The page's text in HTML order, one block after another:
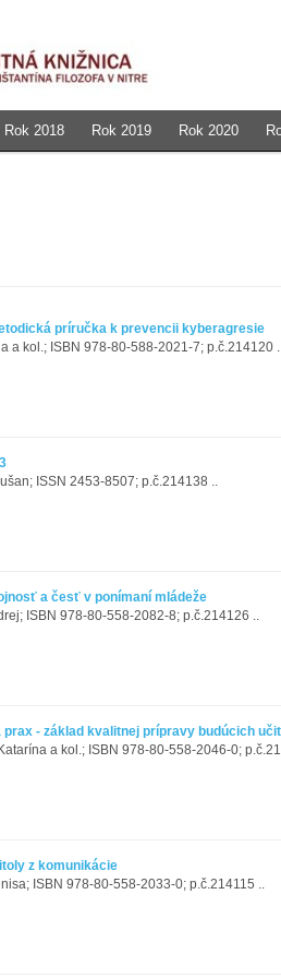
Rok 2018 Rok 2019 Rok 2020
príručka k prevencii kyberagresie
a kol.; ISBN 978-80-588-2021-7; p.č.214120
ISSN 2453-8507; p.č.214138 ..
a česť v ponímaní mládeže
ISBN 978-80-558-2082-8; p.č.214126 ..
prax - základ kvalitnej prípravy budúcich
a kol.; ISBN 978-80-558-2046-0;
z komunikácie
ISBN 978-80-558-2033-0; p.č.214115 ..